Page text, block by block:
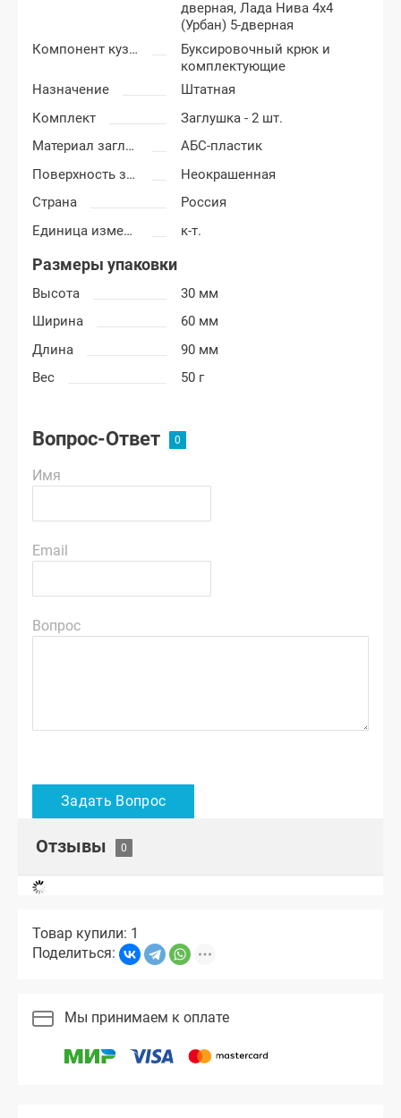
дверная,Лада Нива 4x4
(Урбан) 5-дверная
Компонент кузова
Буксировочный крюк и
комплектующие
Назначение
Штатная
Комплект
Заглушка - 2 шт.
Материал заглушки (крюка)
АБС-пластик
Поверхность заглушки
Неокрашенная
Страна
Россия
Единица измерения
к-т.
Размеры упаковки
Высота
30 мм
Ширина
60 мм
Длина
90 мм
Вес
50 г
Вопрос-Ответ
Имя
Email
Вопрос
Отзывы
Товар купили: 1
Поделиться:
Мы принимаем к оплате